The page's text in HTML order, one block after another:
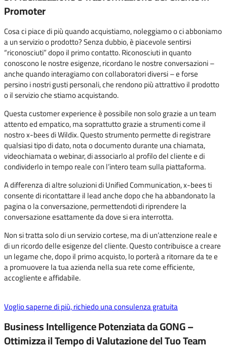
Promoter
Cosa ci piace di più quando acquistiamo, noleggiamo o ci abboniamo
a un servizio o prodotto? Senza dubbio, è piacevole sentirsi
“riconosciuti” dopo il primo contatto. Riconosciuti in quanto
conoscono le nostre esigenze, ricordano le nostre conversazioni –
anche quando interagiamo con collaboratori diversi – e forse
persino i nostri gusti personali, che rendono più attrattivo il prodotto
o il servizio che stiamo acquistando.
Questa customer experience è possibile non solo grazie a un team
attento ed empatico, ma soprattutto grazie a strumenti come il
nostro x-bees di Wildix. Questo strumento permette di registrare
qualsiasi tipo di dato, nota o documento durante una chiamata,
videochiamata o webinar, di associarlo al profilo del cliente e di
condividerlo in tempo reale con l’intero team sulla piattaforma.
A differenza di altre soluzioni di Unified Communication, x-bees ti
consente di ricontattare il lead anche dopo che ha abbandonato la
pagina o la conversazione, permettendoti di riprendere la
conversazione esattamente da dove si era interrotta.
Non si tratta solo di un servizio cortese, ma di un’attenzione reale e
di un ricordo delle esigenze del cliente. Questo contribuisce a creare
un legame che, dopo il primo acquisto, lo porterà a ritornare da te e
a promuovere la tua azienda nella sua rete come efficiente,
accogliente e affidabile.
Voglio saperne di più, richiedo una consulenza gratuita
Business Intelligence Potenziata da GONG –
Ottimizza il Tempo di Valutazione del Tuo Team